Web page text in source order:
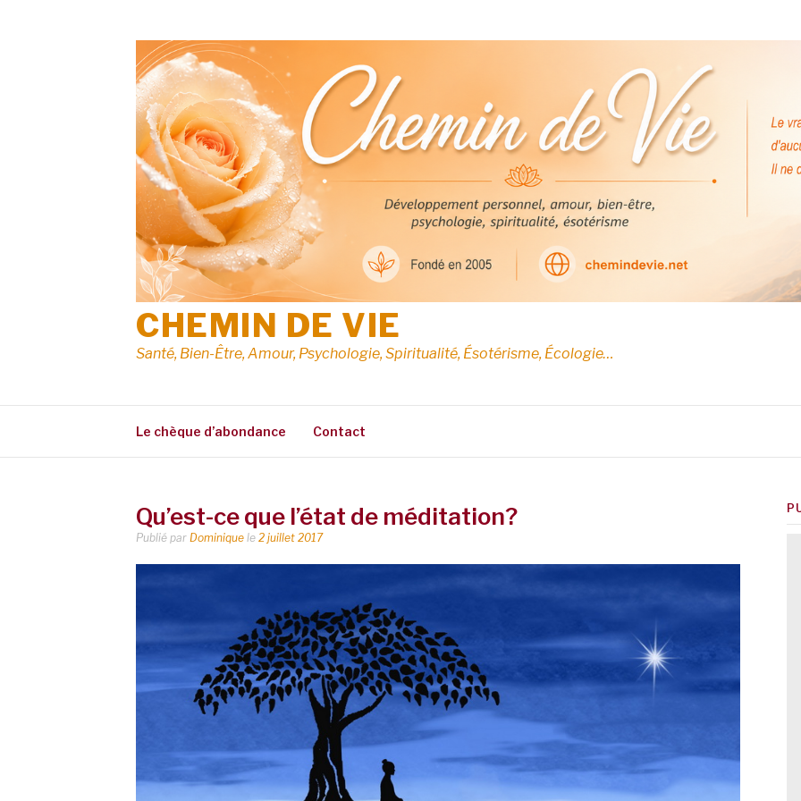
CHEMIN DE VIE
Santé, Bien-Être, Amour, Psychologie, Spiritualité, Ésotérisme, Écologie…
Le chèque d’abondance Contact
Qu’est-ce que l’état de méditation?
Publié par Dominique le 2 juillet 2017